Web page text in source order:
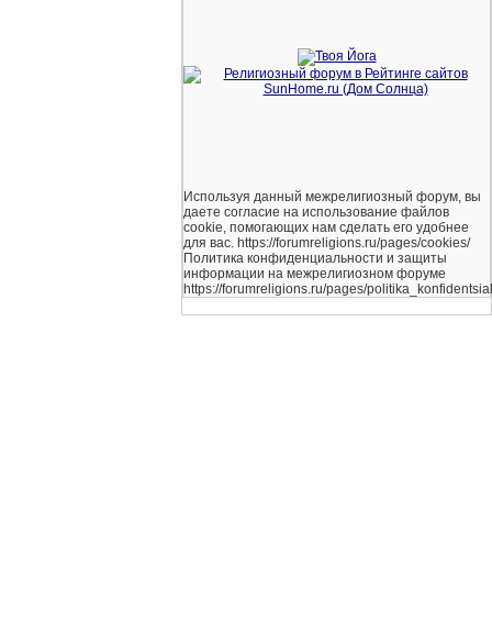
Используя данный межрелигиозный форум, вы
даете согласие на использование файлов
cookie, помогающих нам сделать его удобнее
для вас. https://forumreligions.ru/pages/cookies/
Политика конфиденциальности и защиты
информации на межрелигиозном форуме
https://forumreligions.ru/pages/